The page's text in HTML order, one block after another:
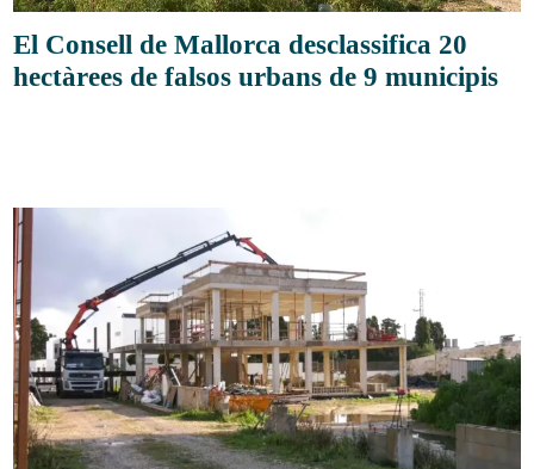
El Consell de Mallorca desclassifica 20
hectàrees de falsos urbans de 9 municipis